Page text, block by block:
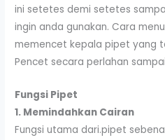
ini setetes demi setetes
ingin anda gunakan. Cara
memencet kepala pipet yang
Pencet secara perlahan
Fungsi Pipet
1. Memindahkan Cairan
Fungsi utama dari.pipet